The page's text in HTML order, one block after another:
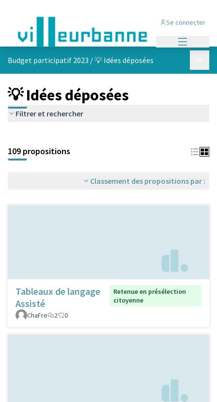
Se connecter
Budget participatif 2023 /💡 Idées déposées
💡 Idées déposées
Filtrer et rechercher
+
−
109 propositions
Classement des propositions par :
Tableaux de langage
Assisté
Retenue en présélection
citoyenne
ChaFre
2 0